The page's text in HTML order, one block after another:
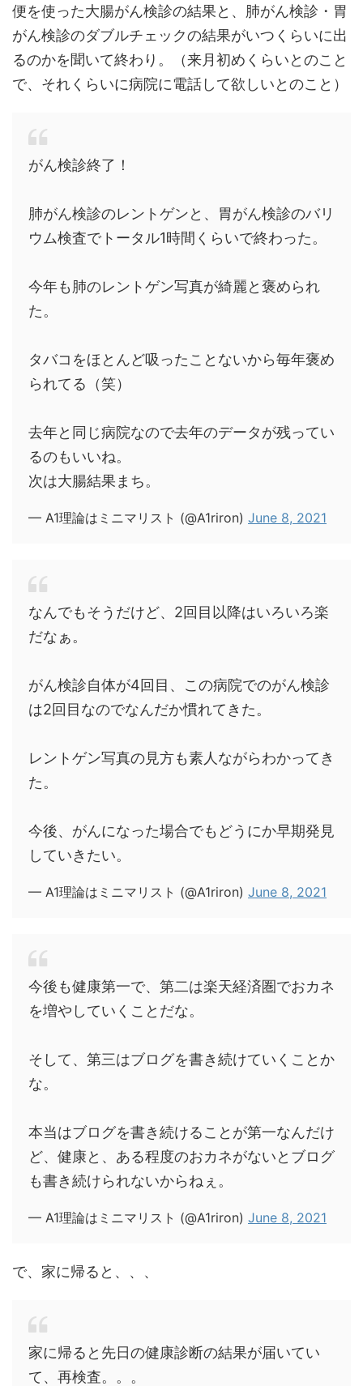
便を使った大腸がん検診の結果と、肺がん検診・胃
がん検診のダブルチェックの結果がいつくらいに出
るのかを聞いて終わり。（来月初めくらいとのこと
で、それくらいに病院に電話して欲しいとのこと）
がん検診終了！
肺がん検診のレントゲンと、胃がん検診のバリ
ウム検査でトータル1時間くらいで終わった。
今年も肺のレントゲン写真が綺麗と褒められ
た。
タバコをほとんど吸ったことないから毎年褒め
られてる（笑）
去年と同じ病院なので去年のデータが残ってい
るのもいいね。
次は大腸結果まち。
— A1理論はミニマリスト (@A1riron) June 8, 2021
なんでもそうだけど、2回目以降はいろいろ楽
だなぁ。
がん検診自体が4回目、この病院でのがん検診
は2回目なのでなんだか慣れてきた。
レントゲン写真の見方も素人ながらわかってき
た。
今後、がんになった場合でもどうにか早期発見
していきたい。
— A1理論はミニマリスト (@A1riron) June 8, 2021
今後も健康第一で、第二は楽天経済圏でおカネ
を増やしていくことだな。
そして、第三はブログを書き続けていくことか
な。
本当はブログを書き続けることが第一なんだけ
ど、健康と、ある程度のおカネがないとブログ
も書き続けられないからねぇ。
— A1理論はミニマリスト (@A1riron) June 8, 2021
で、家に帰ると、、、
家に帰ると先日の健康診断の結果が届いてい
て、再検査。。。